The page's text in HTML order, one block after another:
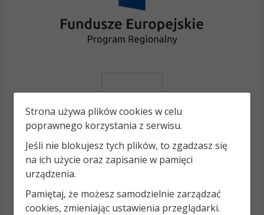
Strona używa plików cookies w celu
poprawnego korzystania z serwisu.
Jeśli nie blokujesz tych plików, to zgadzasz się
na ich użycie oraz zapisanie w pamięci
urządzenia.
Pamiętaj, że możesz samodzielnie zarządzać
cookies, zmieniając ustawienia przeglądarki.